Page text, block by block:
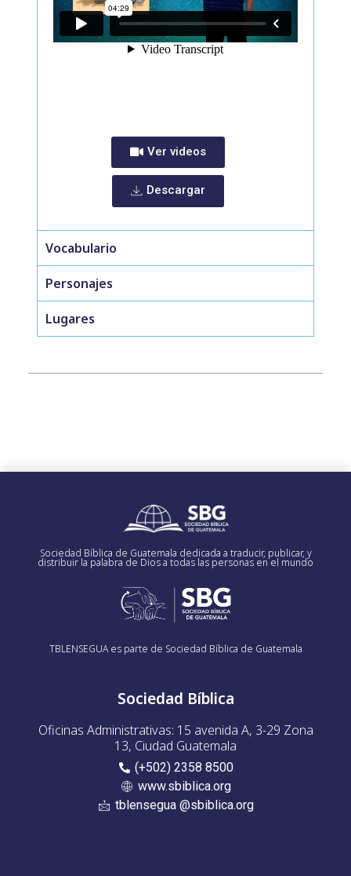
Ver videos
Descargar
Vocabulario
Personajes
Lugares
Sociedad Bíblica de Guatemala dedicada a traducir, publicar, y
distribuir la palabra de Dios a todas las personas en el mundo
TBLENSEGUA es parte de Sociedad Bíblica de Guatemala
Sociedad Bíblica
Oficinas Administrativas: 15 avenida A, 3-29 Zona
13, Ciudad Guatemala
(+502) 2358 8500
www.sbiblica.org
tblensegua @sbiblica.org